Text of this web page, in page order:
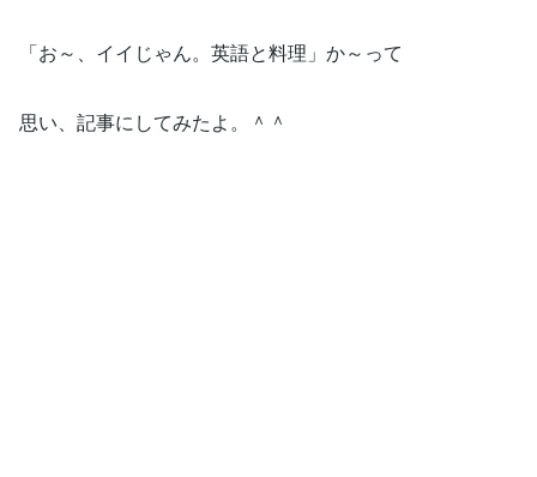
「お～、イイじゃん。英語と料理」か～って
思い、記事にしてみたよ。＾＾